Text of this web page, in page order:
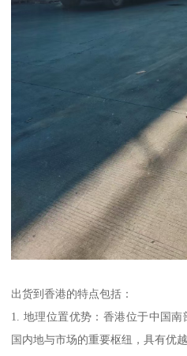
出货到香港的特点包括：
1. 地理位置优势：香港位于中国
国内地与市场的重要枢纽，具有优